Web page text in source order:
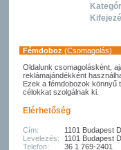
Fémdoboz (Csomagolás)
Oldalunk csomagolásként,
reklámajándékként
Ezek a fémdobozok könnyű
célokkat szolgálnak ki.
Elérhetőség
Cím:
1101 Budapest
Levelezés:
1101 Budapest
Telefon:
36 1 769-2401